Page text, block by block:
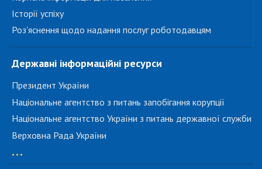
Історії успіху
Роз'яснення щодо надання послуг роботодавцям
Державні інформаційні ресурси
Президент України
Національне агентство з питань запобігання корупції
Національне агентство України з питань державної служби
Верховна Рада України
...